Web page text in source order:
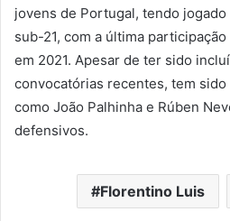
jovens de Portugal, tendo
sub-21, com a última
em 2021. Apesar de ter sido
convocatórias recentes, tem
como João Palhinha e Rúben
defensivos.
Florentino Luis